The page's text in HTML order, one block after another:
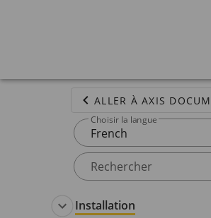
ALLER À AXIS
Choisir la langue
French
Rechercher
Installation